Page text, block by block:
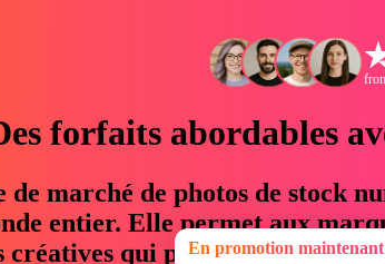
forfaits abordables
de marché de photos de stock
entier. Elle permet aux
créatives qui permettent
En promotion maintenant !